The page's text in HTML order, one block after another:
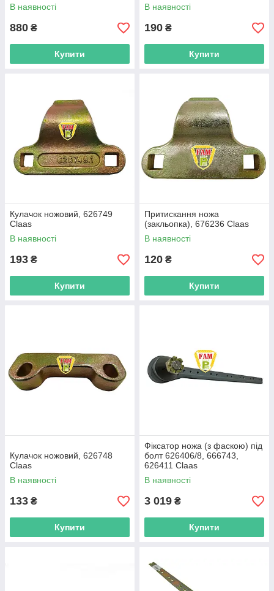
В наявності
880 ₴
Купити
В наявності
190 ₴
Купити
Кулачок ножовий, 626749
Claas
В наявності
193 ₴
Купити
Притискання ножа
(закльопка), 676236 Claas
В наявності
120 ₴
Купити
Кулачок ножовий, 626748
Claas
В наявності
133 ₴
Купити
Фіксатор ножа (з фаскою) під
болт 626406/8, 666743,
626411 Claas
В наявності
3 019 ₴
Купити